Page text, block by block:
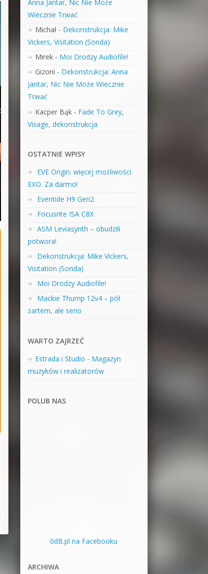
Anna Jantar, Nic Nie Może
Wiecznie Trwać
Michał- Dekonstrukcja: Mike
Vickers, Visitation (Sonda)
Mirek- Moi Drodzy Audiofile!
Gizoni - Dekonstrukcja: Anna
Jantar, Nic Nie Może Wiecznie
Trwać
Kacper Bąk- Fade To Grey,
Visage, dekonstrukcja
OSTATNIE WPISY
EVE Origin: więcej możliwości
EXO. Za darmo!
Eventide H9 Gen2
Focusrite ISA C8X
ASM Leviasynth – obudzili
potwora!
Dekonstrukcja: Mike Vickers,
Visitation (Sonda)
Moi Drodzy Audiofile!
Mackie Thump 12v4 – pół
żartem, ale serio
WARTO ZAJRZEĆ
Estrada i Studio - Magazyn
muzyków i realizatorów
POLUB NAS
0dB.pl na Facebooku
ARCHIWA